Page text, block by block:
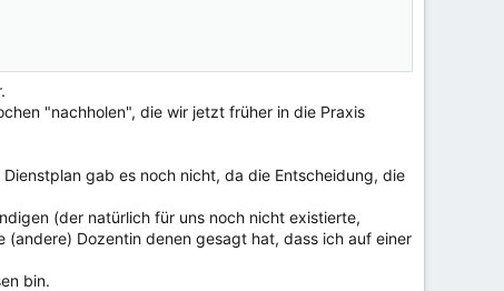
"nachholen", die wir jetzt früher in die Praxis
gab es noch nicht, da die Entscheidung, die
(der natürlich für uns noch nicht existierte,
Dozentin denen gesagt hat, dass ich auf einer
bin.